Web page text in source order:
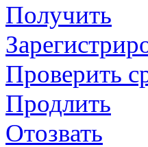
Получить
Проверить
Продлить
Отозвать